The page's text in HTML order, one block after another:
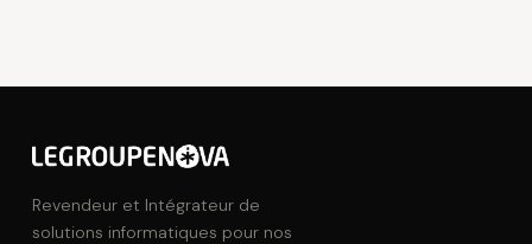
Revendeur et Intégrateur de
solutions informatiques pour nos